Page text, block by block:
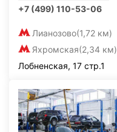
+7 (499) 110-53-06
Лианозово(1,72 км)
Яхромская(2,34 км)
Лобненская, 17 стр.1